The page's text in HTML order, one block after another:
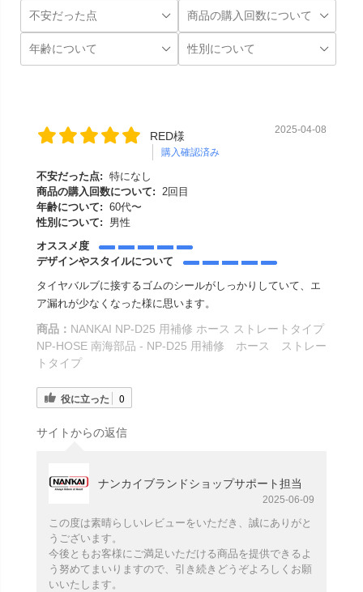
RED様
購入確認済み
2025-04-08
不安だった点: 特になし
商品の購入回数について:
2回目
年齢について: 60代〜
性別について:
男性
オススメ度
デザインやスタイルについて
タイヤバルブに接するゴムのシールがしっかりしていて、エ
ア漏れが少なくなった様に思います。
商品： NANKAI NP-D25 用補修 ホース ストレートタイプ
NP-HOSE 南海部品 - NP-D25 用補修 ホース ストレー
トタイプ
役に立った 0
サイトからの返信
ナンカイブランドショップサポート担当
2025-06-09
この度は素晴らしいレビューをいただき、誠にありがと
うございます。
今後ともお客様にご満足いただける商品を提供できるよ
う努めてまいりますので、引き続きどうぞよろしくお願
いいたします。